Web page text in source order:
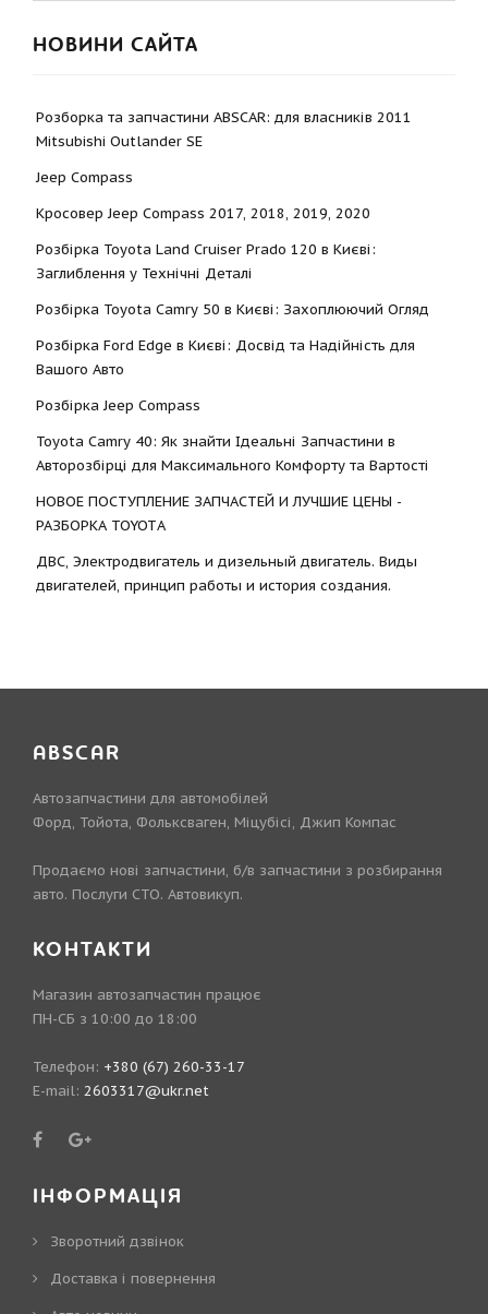
НОВИНИ САЙТА
Розборка та запчастини ABSCAR: для власників 2011
Mitsubishi Outlander SE
Jeep Compass
Кросовер Jeep Compass 2017, 2018, 2019, 2020
Розбірка Toyota Land Cruiser Prado 120 в Києві:
Заглиблення у Технічні Деталі
Розбірка Toyota Camry 50 в Києві: Захоплюючий Огляд
Розбірка Ford Edge в Києві: Досвід та Надійність для
Вашого Авто
Розбірка Jeep Compass
Toyota Camry 40: Як знайти Ідеальні Запчастини в
Авторозбірці для Максимального Комфорту та Вартості
НОВОЕ ПОСТУПЛЕНИЕ ЗАПЧАСТЕЙ И ЛУЧШИЕ ЦЕНЫ -
РАЗБОРКА TOYOTА
ДВС, Электродвигатель и дизельный двигатель. Виды
двигателей, принцип работы и история создания.
ABSCAR
Автозапчастини для автомобілей
Форд, Тойота, Фольксваген, Міцубісі, Джип Компас
Продаємо нові запчастини, б/в запчастини з розбирання
авто. Послуги СТО. Автовикуп.
КОНТАКТИ
Магазин автозапчастин працює
ПН-СБ з 10:00 до 18:00
Телефон: +380 (67) 260-33-17
E-mail: 2603317@ukr.net
ІНФОРМАЦІЯ
Зворотний дзвінок
Доставка і повернення